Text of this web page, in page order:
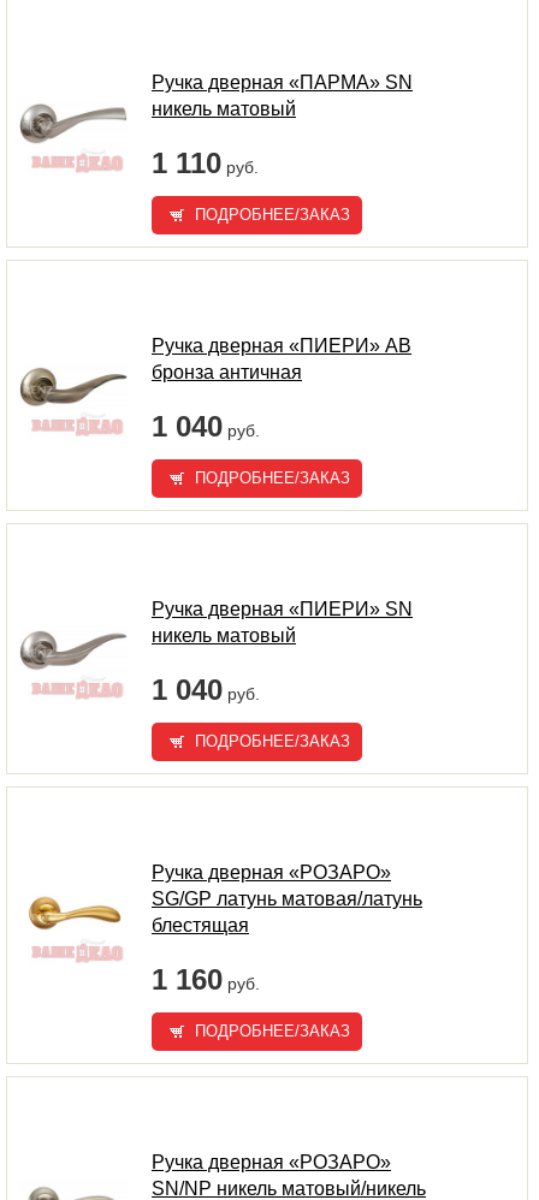
Ручка дверная «ПАРМА» SN
никель матовый
1 110 руб.
ПОДРОБНЕЕ/ЗАКАЗ
Ручка дверная «ПИЕРИ» AB
бронза античная
1 040 руб.
ПОДРОБНЕЕ/ЗАКАЗ
Ручка дверная «ПИЕРИ» SN
никель матовый
1 040 руб.
ПОДРОБНЕЕ/ЗАКАЗ
Ручка дверная «РОЗАРО»
SG/GP латунь матовая/латунь
блестящая
1 160 руб.
ПОДРОБНЕЕ/ЗАКАЗ
Ручка дверная «РОЗАРО»
SN/NP никель матовый/никель